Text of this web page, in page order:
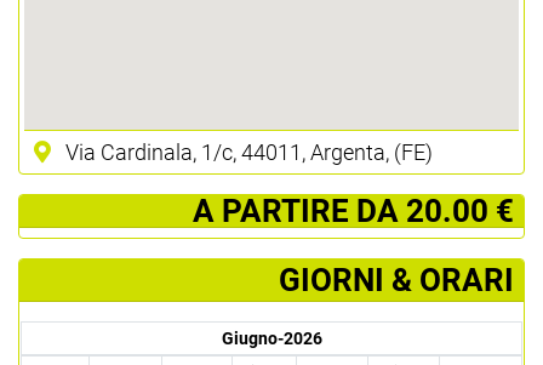
Via Cardinala, 1/c, 44011, Argenta, (FE)
­ A PARTIRE DA 20.00 €
GIORNI & ORARI
Giugno-2026